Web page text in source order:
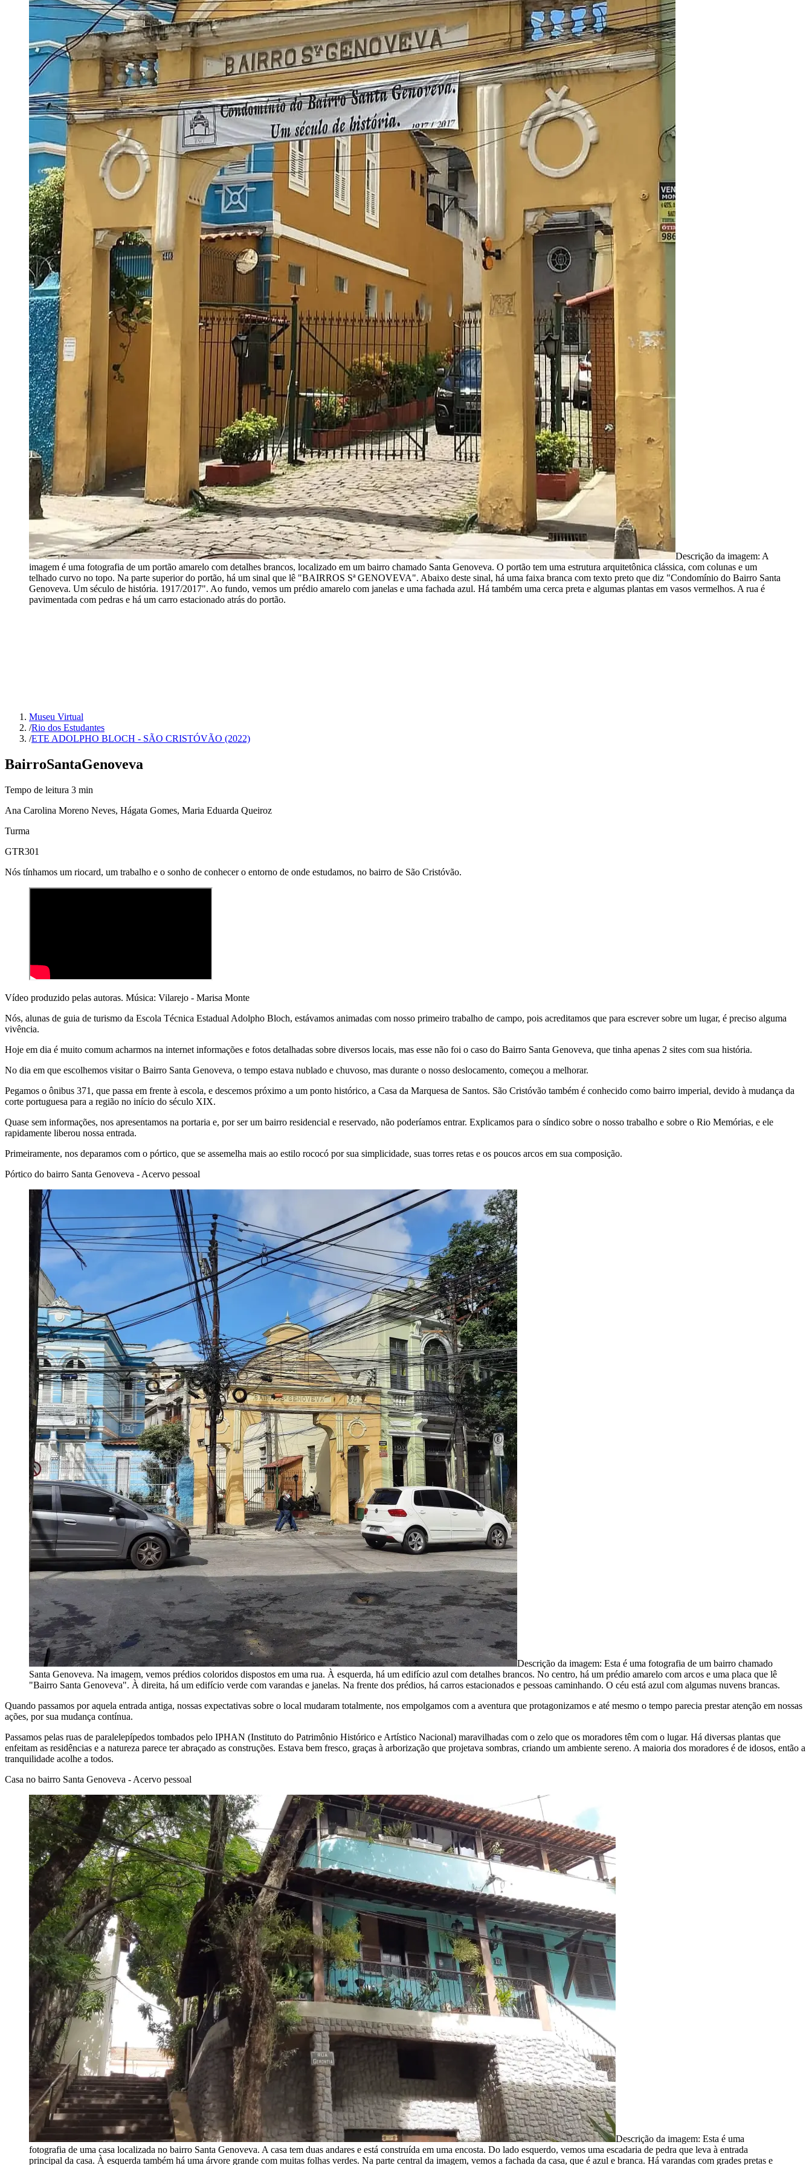
Descrição da imagem: A
imagem é uma fotografia de um portão amarelo com detalhes brancos, localizado em um bairro chamado Santa Genoveva. O portão tem uma estrutura arquitetônica clássica, com colunas e um
telhado curvo no topo. Na parte superior do portão, há um sinal que lê "BAIRROS Sª GENOVEVA". Abaixo deste sinal, há uma faixa branca com texto preto que diz "Condomínio do Bairro Santa
Genoveva. Um século de história. 1917/2017". Ao fundo, vemos um prédio amarelo com janelas e uma fachada azul. Há também uma cerca preta e algumas plantas em vasos vermelhos. A rua é
pavimentada com pedras e há um carro estacionado atrás do portão.
Museu Virtual
/Rio dos Estudantes
/ETE ADOLPHO BLOCH - SÃO CRISTÓVÃO (2022)
BairroSantaGenoveva
Tempo de leitura 3 min
Ana Carolina Moreno Neves, Hágata Gomes, Maria Eduarda Queiroz
Turma
GTR301
Nós tínhamos um riocard, um trabalho e o sonho de conhecer o entorno de onde estudamos, no bairro de São Cristóvão.
Vídeo produzido pelas autoras. Música: Vilarejo - Marisa Monte
Nós, alunas de guia de turismo da Escola Técnica Estadual Adolpho Bloch, estávamos animadas com nosso primeiro trabalho de campo, pois acreditamos que para escrever sobre um lugar, é preciso alguma
vivência.
Hoje em dia é muito comum acharmos na internet informações e fotos detalhadas sobre diversos locais, mas esse não foi o caso do Bairro Santa Genoveva, que tinha apenas 2 sites com sua história.
No dia em que escolhemos visitar o Bairro Santa Genoveva, o tempo estava nublado e chuvoso, mas durante o nosso deslocamento, começou a melhorar.
Pegamos o ônibus 371, que passa em frente à escola, e descemos próximo a um ponto histórico, a Casa da Marquesa de Santos. São Cristóvão também é conhecido como bairro imperial, devido à mudança da
corte portuguesa para a região no início do século XIX.
Quase sem informações, nos apresentamos na portaria e, por ser um bairro residencial e reservado, não poderíamos entrar. Explicamos para o síndico sobre o nosso trabalho e sobre o Rio Memórias, e ele
rapidamente liberou nossa entrada.
Primeiramente, nos deparamos com o pórtico, que se assemelha mais ao estilo rococó por sua simplicidade, suas torres retas e os poucos arcos em sua composição.
Pórtico do bairro Santa Genoveva - Acervo pessoal
Descrição da imagem: Esta é uma fotografia de um bairro chamado
Santa Genoveva. Na imagem, vemos prédios coloridos dispostos em uma rua. À esquerda, há um edifício azul com detalhes brancos. No centro, há um prédio amarelo com arcos e uma placa que lê
"Bairro Santa Genoveva". À direita, há um edifício verde com varandas e janelas. Na frente dos prédios, há carros estacionados e pessoas caminhando. O céu está azul com algumas nuvens brancas.
Quando passamos por aquela entrada antiga, nossas expectativas sobre o local mudaram totalmente, nos empolgamos com a aventura que protagonizamos e até mesmo o tempo parecia prestar atenção em nossas
ações, por sua mudança contínua.
Passamos pelas ruas de paralelepípedos tombados pelo IPHAN (Instituto do Patrimônio Histórico e Artístico Nacional) maravilhadas com o zelo que os moradores têm com o lugar. Há diversas plantas que
enfeitam as residências e a natureza parece ter abraçado as construções. Estava bem fresco, graças à arborização que projetava sombras, criando um ambiente sereno. A maioria dos moradores é de idosos, então a
tranquilidade acolhe a todos.
Casa no bairro Santa Genoveva - Acervo pessoal
Descrição da imagem: Esta é uma
fotografia de uma casa localizada no bairro Santa Genoveva. A casa tem duas andares e está construída em uma encosta. Do lado esquerdo, vemos uma escadaria de pedra que leva à entrada
principal da casa. À esquerda também há uma árvore grande com muitas folhas verdes. Na parte central da imagem, vemos a fachada da casa, que é azul e branca. Há varandas com grades pretas e